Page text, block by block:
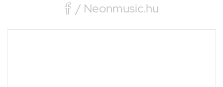
 / Neonmusic.hu